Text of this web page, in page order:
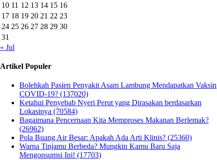
10 11 12 13 14 15 16
17 18 19 20 21 22 23
24 25 26 27 28 29 30
31
« Jul
Artikel Populer
Bolehkah Pasien Penyakit Asam Lambung Mendapatkan Vaksin
COVID-19? (137020)
Ketahui Penyebab Nyeri Perut yang Dirasakan berdasarkan
Lokasinya (70584)
Bagaimana Pencernaan Kita Memproses Makanan Berlemak?
(26962)
Pola Buang Air Besar: Apakah Ada Arti Klinis? (25360)
Warna Tinjamu Berbeda? Mungkin Kamu Baru Saja
Mengonsumsi Ini! (17703)